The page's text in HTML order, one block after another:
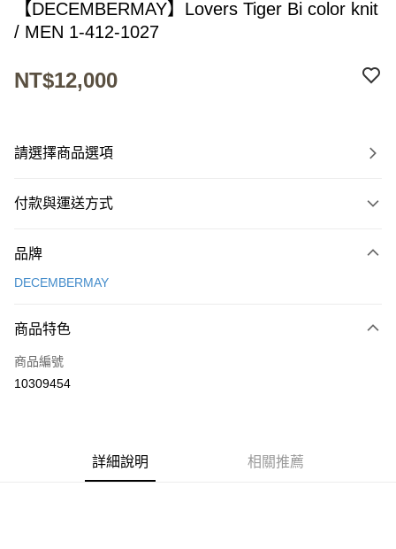
【DECEMBERMAY】Lovers Tiger Bi color knit
/ MEN 1-412-1027
NT$12,000
請選擇商品選項
付款與運送方式
信用卡一次付款
LINE Pay
Apple Pay
品牌
DECEMBERMAY
商品特色
商品編號
10309454
詳細說明 相關推薦